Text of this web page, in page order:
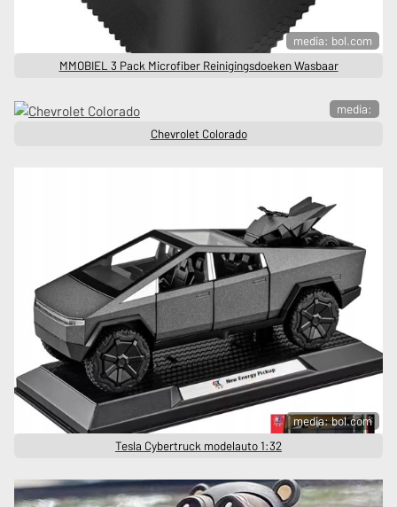
media: bol.com
MMOBIEL 3 Pack Microfiber Reinigingsdoeken Wasbaar
media:
Chevrolet Colorado
media: bol.com
Tesla Cybertruck modelauto 1:32